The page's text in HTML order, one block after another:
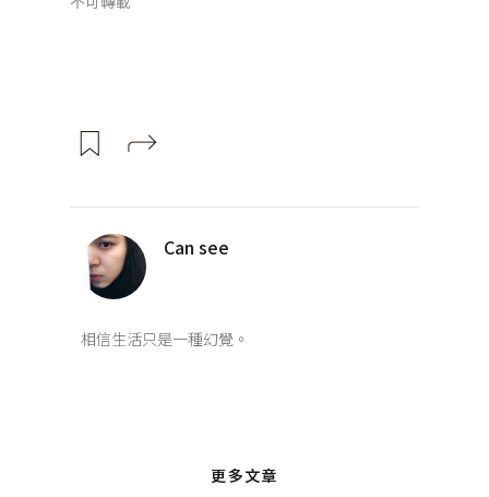
Can see
相信生活只是一種幻覺。
更多文章